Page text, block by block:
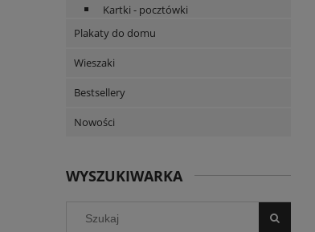
Kartki - pocztówki
Plakaty do domu
Wieszaki
Bestsellery
Nowości
WYSZUKIWARKA